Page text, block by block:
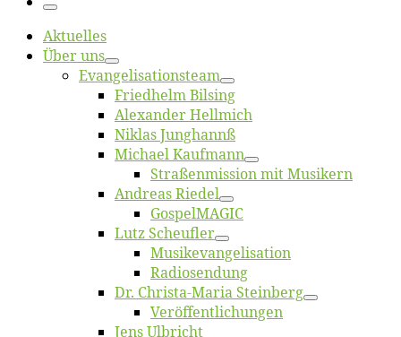
Menü
Ak­tu­el­les
Über uns
Evangelisa­tions­team
Fried­helm Bilsing
Alex­an­der Hellmich
Ni­klas Junghannß
Mi­cha­el Kaufmann
Straßenmis­sion mit Musikern
An­dre­as Riedel
Gos­pel­MA­GIC
Lutz Scheuf­ler
Musikevan­ge­li­sa­tion
Ra­dio­sen­dung
Dr. Chris­­ta-Ma­ria Steinberg
Ver­öf­fent­li­chun­gen
Jens Ulb­richt